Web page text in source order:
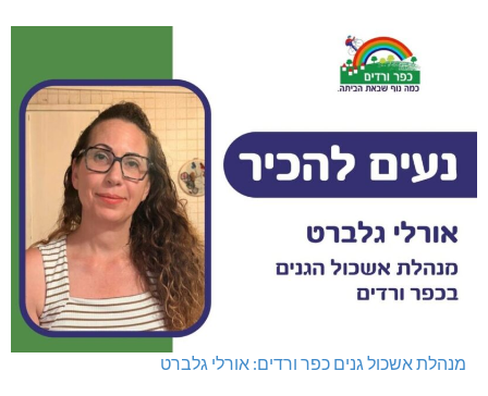
מנהלת אשכול גנים כפר ורדים: אורלי גלברט